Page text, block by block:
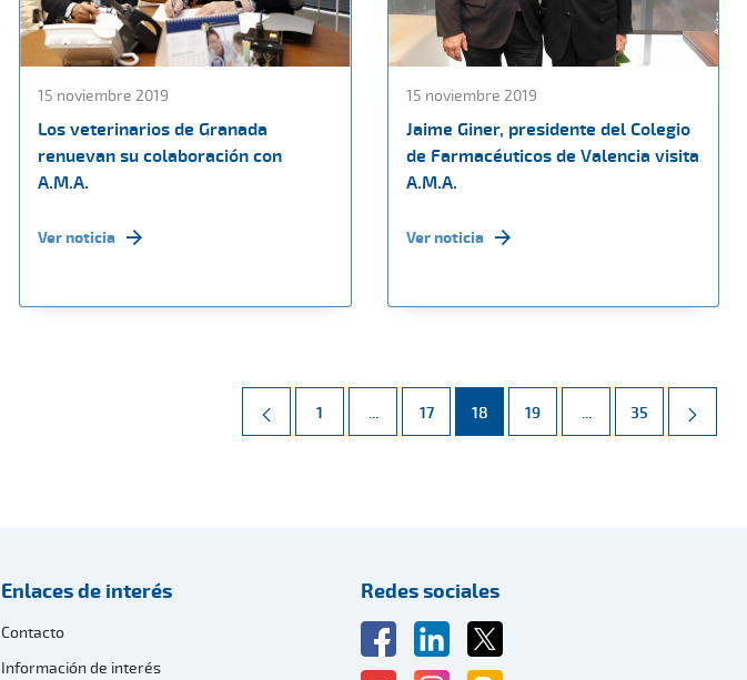
15 noviembre 2019
Los veterinarios de Granada
renuevan su colaboración con
A.M.A.
Ver noticia
15 noviembre 2019
Jaime Giner, presidente del Colegio
de Farmacéuticos de Valencia visita
A.M.A.
Ver noticia
Página
1 ... Páginas intermedias Use TAB para desplazarse.
Página
17 Página
18 Página
19 ... Páginas intermedias
Página
35
Enlaces de interés
Contacto
Información de interés
Redes sociales